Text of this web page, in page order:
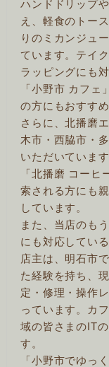
ハンドドリップ
え、軽食のトー
りのミカンジュ
ています。テイ
ラッピングにも
「小野市 カフェ
の方にもおすすめ
さらに、北播磨
木市・西脇市・
いただいています
「北播磨 コー
索される方にも
しています。
また、当店のも
にも対応している
店主は、明石市
た経験を持ち、
定・修理・操作
っています。カ
域の皆さまのIT
す。
「小野市でゆっ